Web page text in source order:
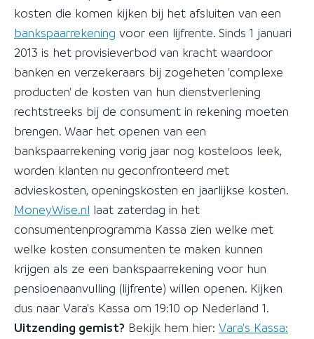
kosten die komen kijken bij het afsluiten van een
bankspaarrekening voor een lijfrente. Sinds 1 januari
2013 is het provisieverbod van kracht waardoor
banken en verzekeraars bij zogeheten 'complexe
producten' de kosten van hun dienstverlening
rechtstreeks bij de consument in rekening moeten
brengen. Waar het openen van een
bankspaarrekening vorig jaar nog kosteloos leek,
worden klanten nu geconfronteerd met
advieskosten, openingskosten en jaarlijkse kosten.
MoneyWise.nl laat zaterdag in het
consumentenprogramma Kassa zien welke met
welke kosten consumenten te maken kunnen
krijgen als ze een bankspaarrekening voor hun
pensioenaanvulling (lijfrente) willen openen. Kijken
dus naar Vara's Kassa om 19:10 op Nederland 1.
Uitzending gemist? Bekijk hem hier: Vara's Kassa: